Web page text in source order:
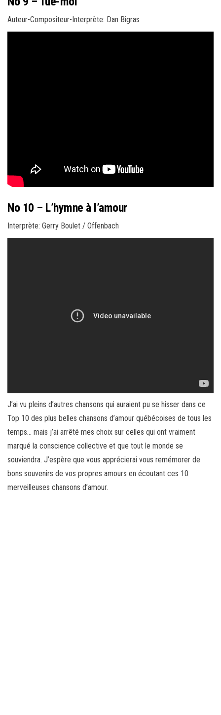
Auteur-Compositeur-Interprète: Dan Bigras
No 10 – L’hymne à l’amour
Interprète: Gerry Boulet / Offenbach
J’ai vu pleins d’autres chansons qui auraient pu se hisser dans ce
Top 10 des plus belles chansons d’amour québécoises de tous les
temps… mais j’ai arrêté mes choix sur celles qui ont vraiment
marqué la conscience collective et que tout le monde se
souviendra. J’espère que vous apprécierai vous remémorer de
bons souvenirs de vos propres amours en écoutant ces 10
merveilleuses chansons d’amour.